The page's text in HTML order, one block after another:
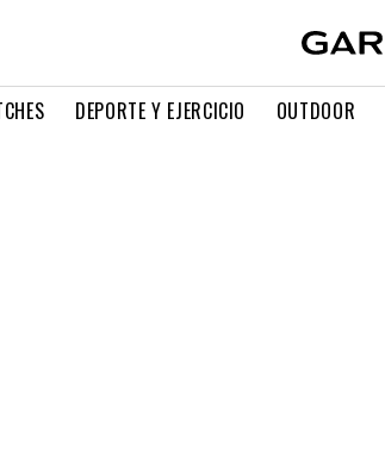
DEPORTE Y EJERCICIO OUTDOOR